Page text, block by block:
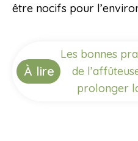
être nocifs pour
À lire
Les bonnes
de
prolonger